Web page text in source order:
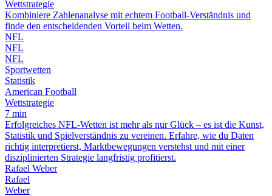
Wettstrategie
Kombiniere Zahlenanalyse mit echtem Football-Verständnis und
finde den entscheidenden Vorteil beim Wetten.
NFL
NFL
NFL
Sportwetten
Statistik
American Football
Wettstrategie
7 min
Erfolgreiches NFL-Wetten ist mehr als nur Glück – es ist die Kunst,
Statistik und Spielverständnis zu vereinen. Erfahre, wie du Daten
richtig interpretierst, Marktbewegungen verstehst und mit einer
disziplinierten Strategie langfristig profitierst.
Rafael Weber
Rafael
Weber